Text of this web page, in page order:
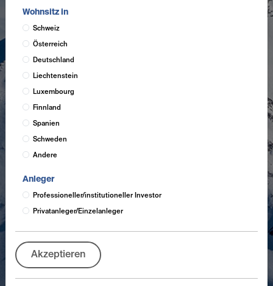
Wohnsitz in
Schweiz
Österreich
Deutschland
Liechtenstein
Luxembourg
Finnland
Spanien
Schweden
Andere
Anleger
Professioneller/institutioneller Investor
Privatanleger/Einzelanleger
Akzeptieren